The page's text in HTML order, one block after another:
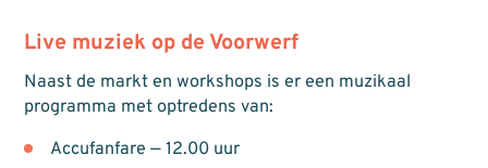
Live muziek op de Voorwerf
Naast de markt en workshops is er een muzikaal
programma met optredens van:
Accufanfare — 12.00 uur